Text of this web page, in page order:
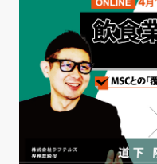
コンサルタント紹介
会社概要
サービス紹介
サービス紹介